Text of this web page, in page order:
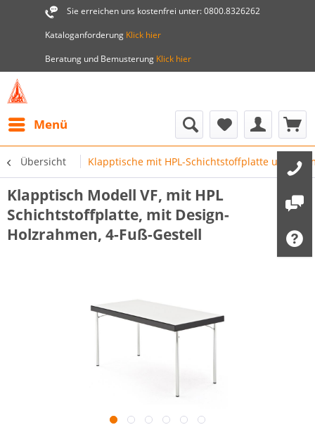
Sie erreichen uns kostenfrei unter: 0800.8326262
Kataloganforderung Klick hier
Beratung und Bemusterung Klick hier
Menü
Übersicht Klapptische mit HPL-Schichtstoffplatte und 65
Klapptisch Modell VF, mit HPL
Schichtstoffplatte, mit Design-
Holzrahmen, 4-Fuß-Gestell